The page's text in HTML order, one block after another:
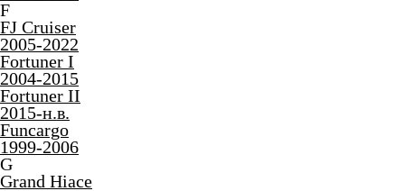
F
FJ Cruiser
2005-2022
Fortuner I
2004-2015
Fortuner II
2015-н.в.
Funcargo
1999-2006
G
Grand Hiace